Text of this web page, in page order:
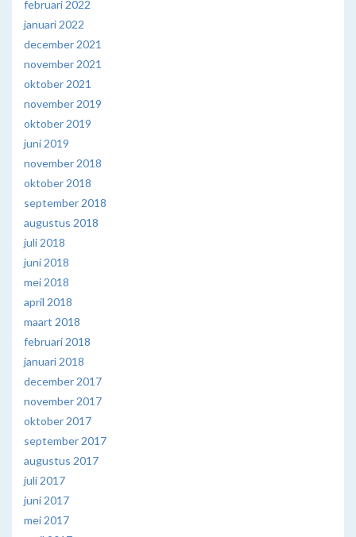
februari 2022
januari 2022
december 2021
november 2021
oktober 2021
november 2019
oktober 2019
juni 2019
november 2018
oktober 2018
september 2018
augustus 2018
juli 2018
juni 2018
mei 2018
april 2018
maart 2018
februari 2018
januari 2018
december 2017
november 2017
oktober 2017
september 2017
augustus 2017
juli 2017
juni 2017
mei 2017